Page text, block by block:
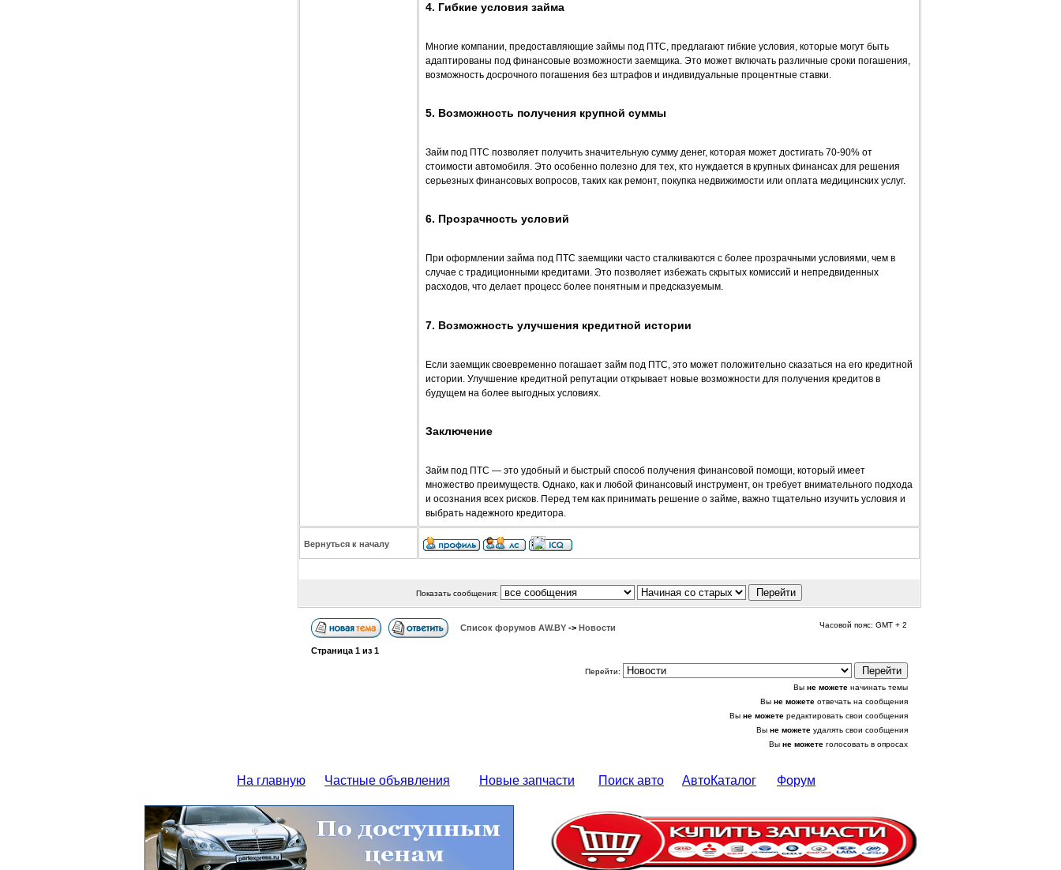
4. Гибкие условия займа
Многие компании, предоставляющие займы под ПТС, предлагают гибкие условия, которые могут быть
адаптированы под финансовые возможности заемщика. Это может включать различные сроки погашения,
возможность досрочного погашения без штрафов и индивидуальные процентные ставки.
5. Возможность получения крупной суммы
Займ под ПТС позволяет получить значительную сумму денег, которая может достигать 70-90% от
стоимости автомобиля. Это особенно полезно для тех, кто нуждается в крупных финансах для решения
серьезных финансовых вопросов, таких как ремонт, покупка недвижимости или оплата медицинских услуг.
6. Прозрачность условий
При оформлении займа под ПТС заемщики часто сталкиваются с более прозрачными условиями, чем в
случае с традиционными кредитами. Это позволяет избежать скрытых комиссий и непредвиденных
расходов, что делает процесс более понятным и предсказуемым.
7. Возможность улучшения кредитной истории
Если заемщик своевременно погашает займ под ПТС, это может положительно сказаться на его кредитной
истории. Улучшение кредитной репутации открывает новые возможности для получения кредитов в
будущем на более выгодных условиях.
Заключение
Займ под ПТС — это удобный и быстрый способ получения финансовой помощи, который имеет
множество преимуществ. Однако, как и любой финансовый инструмент, он требует внимательного подхода
и осознания всех рисков. Перед тем как принимать решение о займе, важно тщательно изучить условия и
выбрать надежного кредитора.
Вернуться к началу
Показать сообщения:
Список форумов АW.BY -> Новости Часовой пояс: GMT + 2
Страница 1 из 1
Перейти:
Вы не можете начинать темы
Вы не можете отвечать на сообщения
Вы не можете редактировать свои сообщения
Вы не можете удалять свои сообщения
Вы не можете голосовать в опросах
На главную Частные объявления Новые запчасти Поиск авто АвтоКаталог Форум